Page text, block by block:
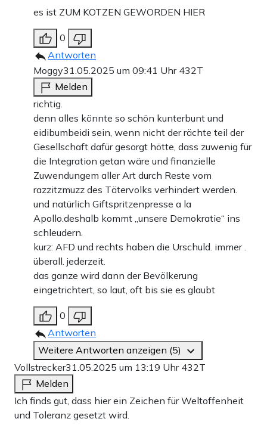
es ist ZUM KOTZEN GEWORDEN HIER
0
Antworten
Moggy31.05.2025 um 09:41 Uhr 432T
Melden
richtig.
denn alles könnte so schön kunterbunt und
eidibumbeidi sein, wenn nicht der rächte teil der
Gesellschaft dafür gesorgt hötte, dass zuwenig für
die Integration getan wäre und finanzielle
Zuwendungem aller Art durch Reste vom
razzitzmuzz des Tätervolks verhindert werden.
und natürlich Giftspritzenpresse a la
Apollo.deshalb kommt „unsere Demokratie“ ins
schleudern.
kurz: AFD und rechts haben die Urschuld. immer .
überall. jederzeit.
das ganze wird dann der Bevölkerung
eingetrichtert, so laut, oft bis sie es glaubt
0
Antworten
Weitere Antworten anzeigen (5)
Vollstrecker31.05.2025 um 13:19 Uhr 432T
Melden
Ich finds gut, dass hier ein Zeichen für Weltoffenheit
und Toleranz gesetzt wird.